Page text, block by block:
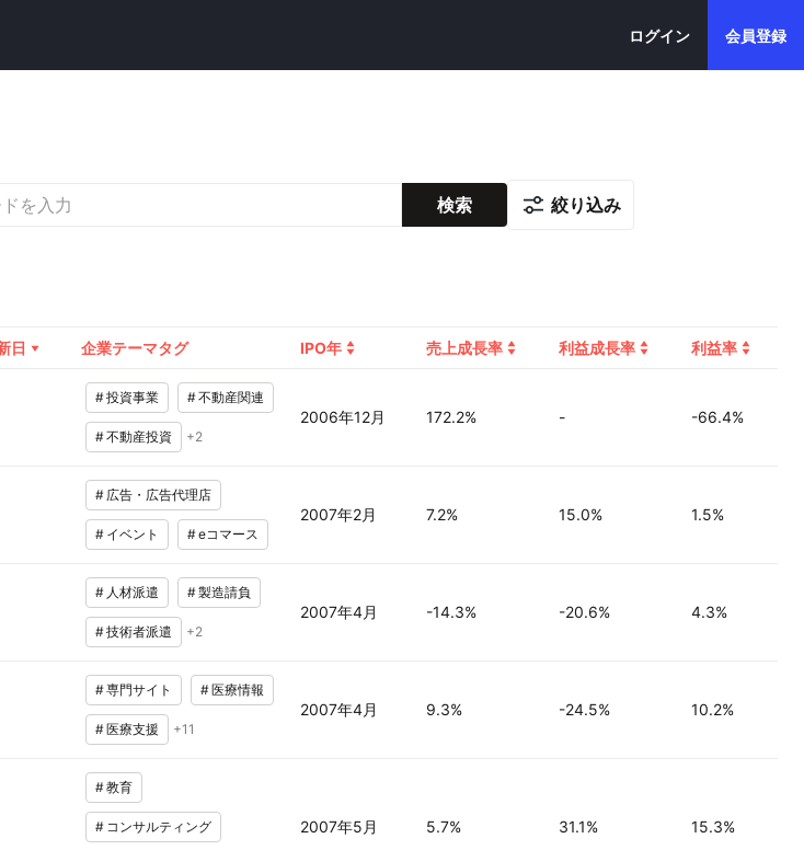
ログイン 会員登録
検索 絞り込み
日 企業テーマタグ IPO年 売上成長率 利益成長率 利益率
#投資事業 #不動産関連
#不動産投資 +2
2006年12月 172.2% - -66.4%
# 広告・広告代理店
# イベント #eコマース
2007年2月 7.2% 15.0% 1.5%
# 人材派遣 #製造請負
#技術者派遣 +2
2007年4月 -14.3% -20.6% 4.3%
#専門サイト #医療情報
#医療支援 +11
2007年4月 9.3% -24.5% 10.2%
#教育
# コンサルティング 2007年5月 5.7% 31.1% 15.3%